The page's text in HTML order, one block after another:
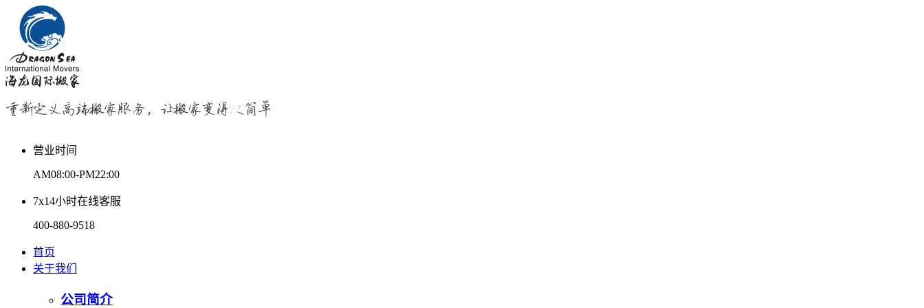
营业时间
AM08:00-PM22:00
7x14小时在线客服
400-880-9518
首页
关于我们
公司简介